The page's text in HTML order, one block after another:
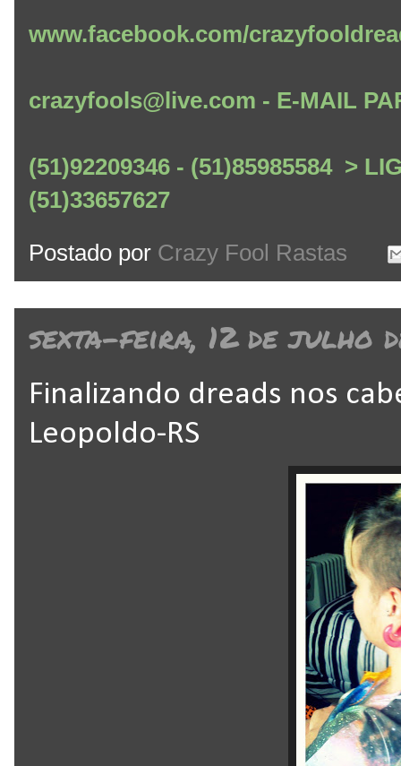
www.facebook.com/
crazyfools@live.com - E-MAIL
(51)92209346 - (51)85985584 >
(51)33657627
Postado por Crazy Fool Rastas
sexta-feira, 12 de julho
Finalizando dreads nos
Leopoldo-RS